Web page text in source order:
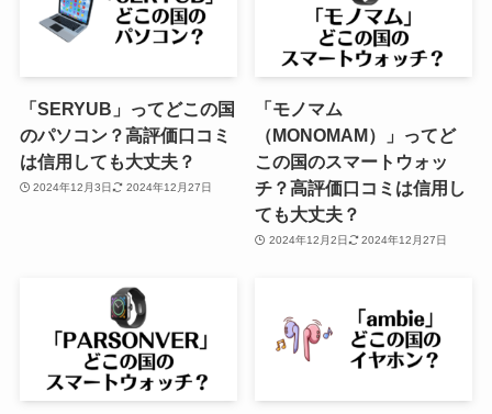
「SERYUB」ってどこの国
のパソコン？高評価口コミ
は信用しても大丈夫？
2024年12月3日 2024年12月27日
「モノマム
（MONOMAM）」ってど
この国のスマートウォッ
チ？高評価口コミは信用し
ても大丈夫？
2024年12月2日 2024年12月27日